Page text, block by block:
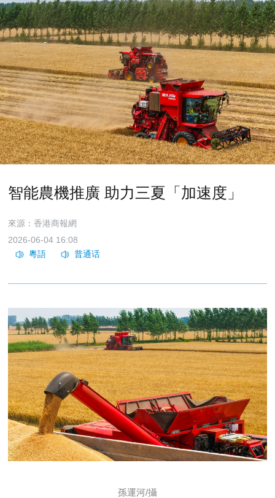
智能農機推廣 助力三夏「加速度」
來源：香港商報網
2026-06-04 16:08
孫運河/攝